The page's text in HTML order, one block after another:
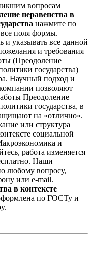
вопросам
неравенства в
нажмите по
поля формы.
и указывать все данной
и требования
(Преодоление
государства)
Научный подход и
позволяют
Преодоление
государства, в
на «отлично».
или структура
социальной
и
работа изменяется
Наши
любому вопросу,
или e-mail.
в контексте
по ГОСТу и